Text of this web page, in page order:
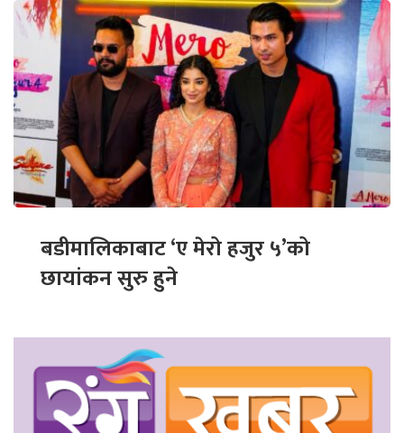
बडीमालिकाबाट ‘ए मेरो हजुर ५’को
छायांकन सुरु हुने